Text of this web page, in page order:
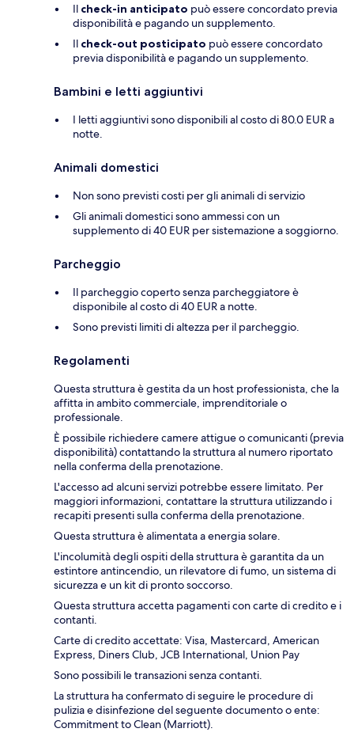
Il check-in anticipato può essere concordato previa
disponibilità e pagando un supplemento.
Il check-out posticipato può essere concordato
previa disponibilità e pagando un supplemento.
Bambini e letti aggiuntivi
I letti aggiuntivi sono disponibili al costo di 80.0 EUR a
notte.
Animali domestici
Non sono previsti costi per gli animali di servizio
Gli animali domestici sono ammessi con un
supplemento di 40 EUR per sistemazione a soggiorno.
Parcheggio
Il parcheggio coperto senza parcheggiatore è
disponibile al costo di 40 EUR a notte.
Sono previsti limiti di altezza per il parcheggio.
Regolamenti
Questa struttura è gestita da un host professionista, che la
affitta in ambito commerciale, imprenditoriale o
professionale.
È possibile richiedere camere attigue o comunicanti (previa
disponibilità) contattando la struttura al numero riportato
nella conferma della prenotazione.
L'accesso ad alcuni servizi potrebbe essere limitato. Per
maggiori informazioni, contattare la struttura utilizzando i
recapiti presenti sulla conferma della prenotazione.
Questa struttura è alimentata a energia solare.
L'incolumità degli ospiti della struttura è garantita da un
estintore antincendio, un rilevatore di fumo, un sistema di
sicurezza e un kit di pronto soccorso.
Questa struttura accetta pagamenti con carte di credito e i
contanti.
Carte di credito accettate: Visa, Mastercard, American
Express, Diners Club, JCB International, Union Pay
Sono possibili le transazioni senza contanti.
La struttura ha confermato di seguire le procedure di
pulizia e disinfezione del seguente documento o ente:
Commitment to Clean (Marriott).